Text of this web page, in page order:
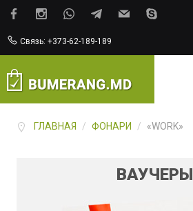
Связь: +373-62-189-189
ГЛАВНАЯ / ФОНАРИ / «WORK»
ВАУЧЕРЫ